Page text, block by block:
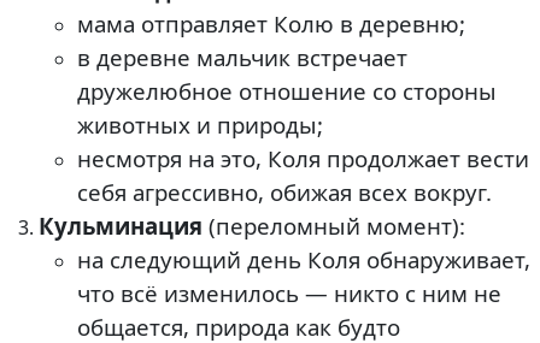
мама отправляет Колю в деревню;
в деревне мальчик встречает
дружелюбное отношение со стороны
животных и природы;
несмотря на это, Коля продолжает вести
себя агрессивно, обижая всех вокруг.
Кульминация (переломный момент):
на следующий день Коля обнаруживает,
что всё изменилось — никто с ним не
общается, природа как будто